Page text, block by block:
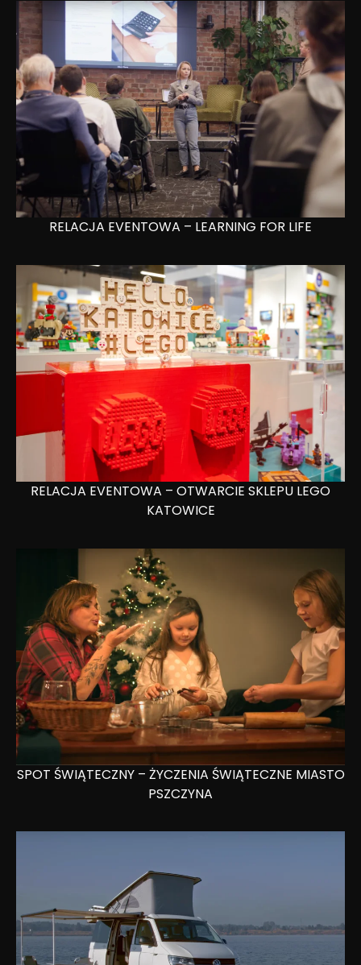
RELACJA EVENTOWA – LEARNING FOR LIFE
RELACJA EVENTOWA – OTWARCIE SKLEPU LEGO
KATOWICE
SPOT ŚWIĄTECZNY – ŻYCZENIA ŚWIĄTECZNE MIASTO
PSZCZYNA